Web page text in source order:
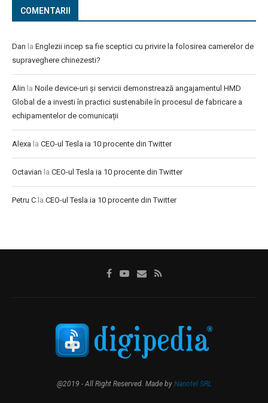
COMENTARII
Dan la Englezii incep sa fie sceptici cu privire la folosirea camerelor de
supraveghere chinezesti?
Alin la Noile device-uri și servicii demonstrează angajamentul HMD
Global de a investi în practici sustenabile în procesul de fabricare a
echipamentelor de comunicații
Alexa la CEO-ul Tesla ia 10 procente din Twitter
Octavian la CEO-ul Tesla ia 10 procente din Twitter
Petru C la CEO-ul Tesla ia 10 procente din Twitter
@2019 - All Right Reserved. Made by Nanotel SRL